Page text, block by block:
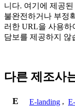
니다. 여기에 제공
불완전하거나 부정
러한 URL을 사용하
담보를 제공하지 않
다른 제조사
E E-landing ,